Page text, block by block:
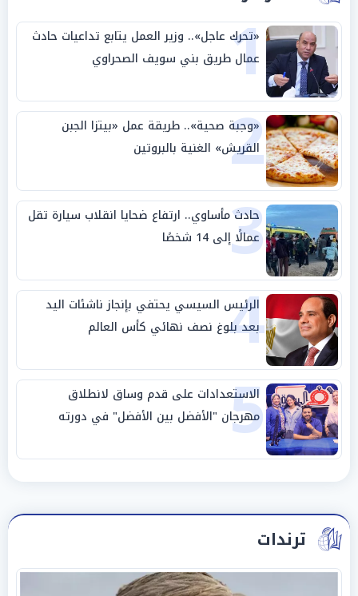
1
«تحرك عاجل».. وزير العمل يتابع تداعيات حادث
عمال طريق بني سويف الصحراوي
2
«وجبة صحية».. طريقة عمل «بيتزا الجبن
القريش» الغنية بالبروتين
3
حادث مأساوي.. ارتفاع ضحايا انقلاب سيارة تقل
عمالًا إلى 14 شخصًا
4
الرئيس السيسي يحتفي بإنجاز ناشئات اليد
بعد بلوغ نصف نهائي كأس العالم
5
الاستعدادات على قدم وساق لانطلاق
مهرجان "الأفضل بين الأفضل" في دورته
الخامسة
ترندات